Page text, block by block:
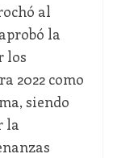
al
la
los
2022 como
siendo
la